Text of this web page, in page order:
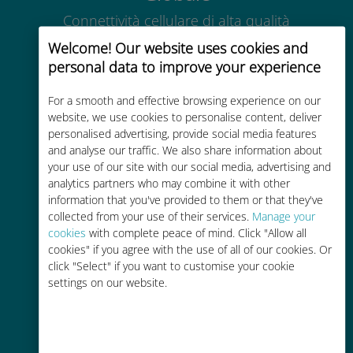
Welcome! Our website uses cookies and
personal data to improve your experience
For a smooth and effective browsing experience on our
website, we use cookies to personalise content, deliver
personalised advertising, provide social media features
and analyse our traffic. We also share information about
your use of our site with our social media, advertising and
analytics partners who may combine it with other
information that you've provided to them or that they've
collected from your use of their services. Manage your
cookies with complete peace of mind. Click "Allow all
cookies" if you agree with the use of all of our cookies. Or
click "Select" if you want to customise your cookie
settings on our website.
Connettività cellulare di alta qualità
in tutto il mondo in oltre 200
destinazioni
Economico
Fino al 90% in meno rispetto alle
tariffe di roaming con il vostro
operatore attuale